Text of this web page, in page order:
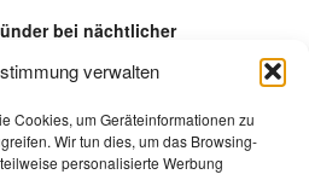
verwalten
Cookies, um Geräteinformationen zu
Wir tun dies, um das Browsing-
personalisierte Werbung
bei nächtlicher